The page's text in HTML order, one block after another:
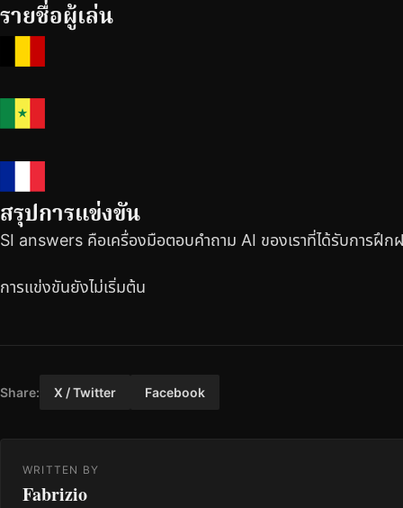
รายชื่อผู้เล่น
สรุปการแข่งขัน
SI answers คือเครื่องมือตอบคำถาม AI ของเราที่ได้รับการฝึ
การแข่งขันยังไม่เริ่มต้น
Share: X / Twitter Facebook
WRITTEN BY
Fabrizio